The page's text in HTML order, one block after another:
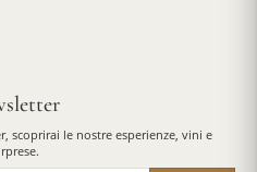
scoprirai le nostre esperienze, vini e